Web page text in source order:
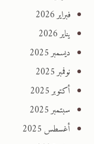
فبراير 2026
يناير 2026
ديسمبر 2025
نوفمبر 2025
أكتوبر 2025
سبتمبر 2025
أغسطس 2025